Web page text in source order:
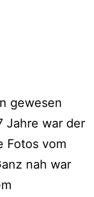
gewesen
Jahre war der
Fotos vom
nah war